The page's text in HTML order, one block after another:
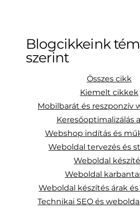
Blogcikkeink
szerint
Összes cikk
Kiemelt cikkek
Mobilbarát és reszponzív
Keresőoptimalizálás
Webshop indítás és
Weboldal tervezés és
Weboldal
Weboldal
Weboldal készítés árak
Technikai SEO és